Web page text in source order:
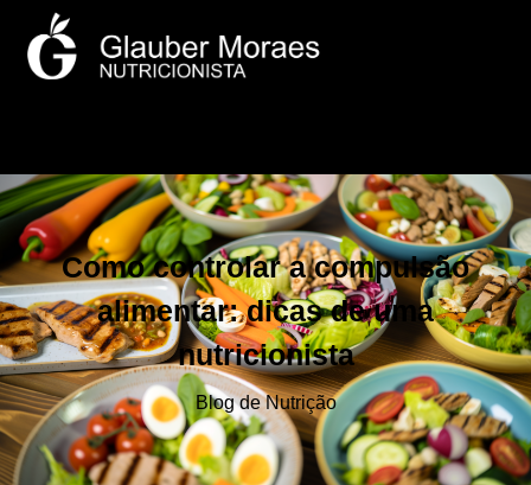
Como controlar a compulsão
alimentar: dicas de uma
nutricionista
Blog de Nutrição